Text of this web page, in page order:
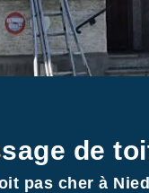
de
pas cher à